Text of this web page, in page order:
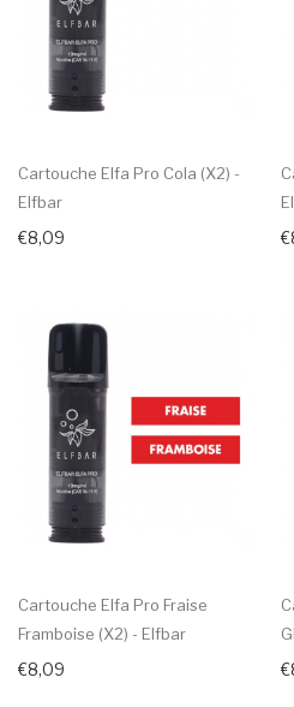
Cartouche Elfa Pro Cola (x2) -
Elfbar
€8,09
Cartouche Elfa Pro Fraise
Framboise (x2) - Elfbar
€8,09